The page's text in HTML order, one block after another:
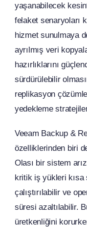
yaşanabilecek
felaket senaryoları
hizmet sunulmaya
ayrılmış veri
hazırlıklarını
sürdürülebilir
replikasyon
yedekleme
Veeam Backup &
özelliklerinden biri
Olası bir sistem
kritik iş yükleri kısa
çalıştırılabilir ve
süresi azaltılabilir.
üretkenliğini